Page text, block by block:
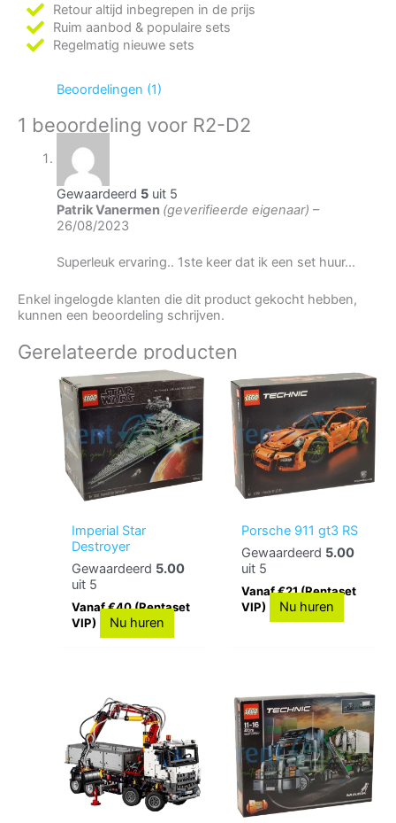
Retour altijd inbegrepen in de prijs
Ruim aanbod & populaire sets
Regelmatig nieuwe sets
Beoordelingen (1)
1 beoordeling voor R2-D2
Gewaardeerd 5uit 5
Patrik Vanermen (geverifieerde eigenaar) –
26/08/2023
Superleuk ervaring.. 1ste keer dat ik een set huur…
Enkel ingelogde klanten die dit product gekocht hebben,
kunnen een beoordeling schrijven.
Gerelateerde producten
Imperial Star
Destroyer
Gewaardeerd 5.00
uit 5
Vanaf €40 (Rentaset
VIP)
Nu huren
Porsche 911 gt3 RS
Gewaardeerd 5.00
uit 5
Vanaf €21 (Rentaset
VIP)
Nu huren